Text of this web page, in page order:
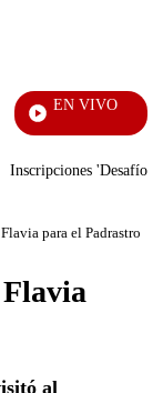
EN VIVO
Inscripciones 'Desafío'
para el Padrastro
al